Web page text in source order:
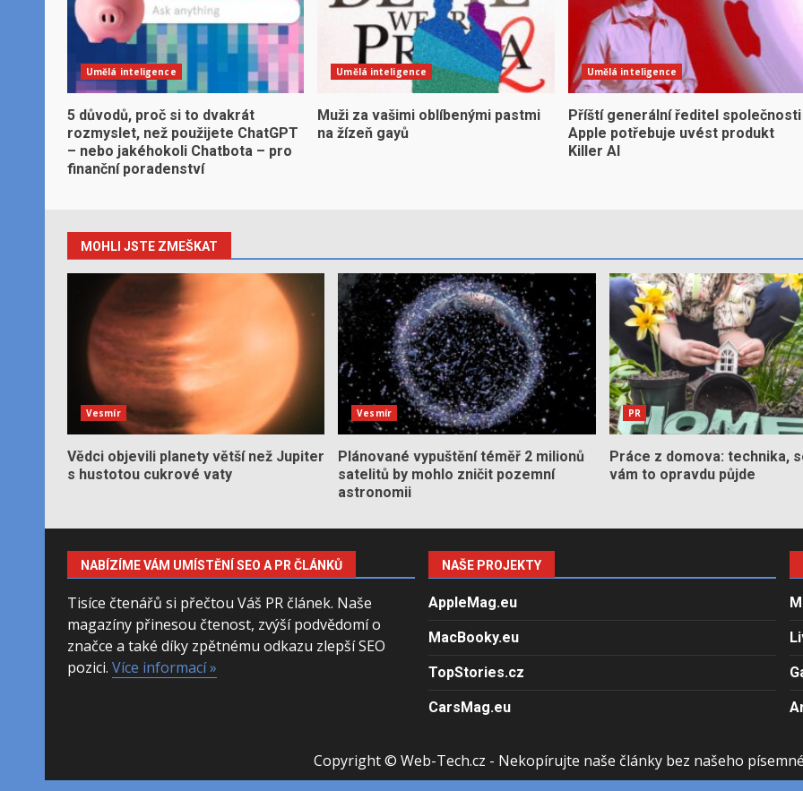
Umělá inteligence
5 důvodů, proč si to dvakrát
rozmyslet, než použijete ChatGPT
– nebo jakéhokoli Chatbota – pro
finanční poradenství
Umělá inteligence
Muži za vašimi oblíbenými pastmi
na žízeň gayů
Umělá inteligence
Příští generální ředitel společnosti
Apple potřebuje uvést produkt
Killer AI
MOHLI JSTE ZMEŠKAT
Vesmír
Vědci objevili planety větší než Jupiter
s hustotou cukrové vaty
Vesmír
Plánované vypuštění téměř 2 milionů
satelitů by mohlo zničit pozemní
astronomii
PR
Práce z domova: technika,
vám to opravdu půjde
NABÍZÍME VÁM UMÍSTĚNÍ SEO A PR ČLÁNKŮ
Tisíce čtenářů si přečtou Váš PR článek. Naše
magazíny přinesou čtenost, zvýší podvědomí o
značce a také díky zpětnému odkazu zlepší SEO
pozici. Více informací »
NAŠE PROJEKTY
AppleMag.eu
MacBooky.eu
TopStories.cz
CarsMag.eu
Copyright © Web-Tech.cz - Nekopírujte naše články bez našeho